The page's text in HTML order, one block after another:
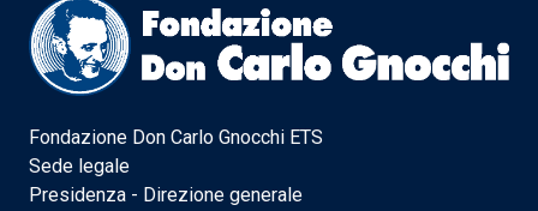
Fondazione Don Carlo Gnocchi ETS
Sede legale
Presidenza - Direzione generale